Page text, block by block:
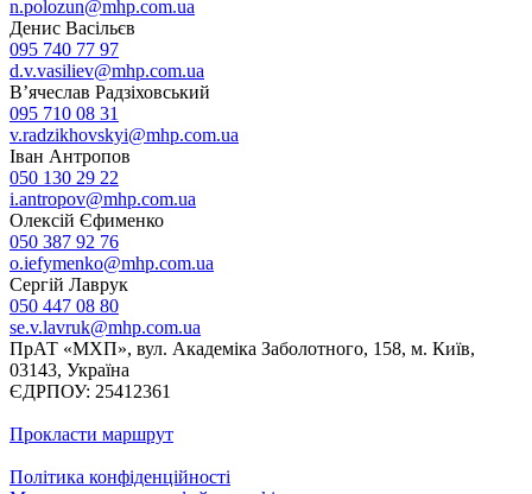
n.polozun@mhp.com.ua
Денис Васільєв
095 740 77 97
d.v.vasiliev@mhp.com.ua
В’ячеслав Радзіховський
095 710 08 31
v.radzikhovskyi@mhp.com.ua
Іван Антропов
050 130 29 22
i.antropov@mhp.com.ua
Олексій Єфименко
050 387 92 76
o.iefymenko@mhp.com.ua
Сергій Лаврук
050 447 08 80
se.v.lavruk@mhp.com.ua
ПрАТ «МХП», вул. Академіка Заболотного, 158, м. Київ,
03143, Україна
ЄДРПОУ: 25412361
Прокласти маршрут
Політика конфіденційності